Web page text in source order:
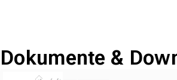
Dokumente &